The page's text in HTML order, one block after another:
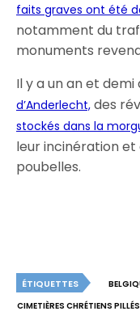
faits graves ont été
notamment du
monuments
Il y a un an et demi
d’Anderlecht, des
stockés dans la
leur incinération et
poubelles.
ÉTIQUETTES
CIMETIÈRES CHRÉTIENS PILLÉS